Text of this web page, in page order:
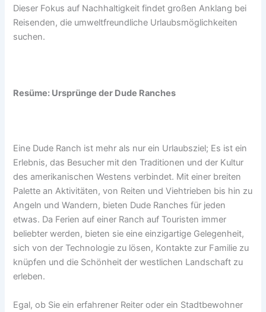
Dieser Fokus auf Nachhaltigkeit findet großen Anklang bei
Reisenden, die umweltfreundliche Urlaubsmöglichkeiten
suchen.
Resüme: Ursprünge der Dude Ranches
Eine Dude Ranch ist mehr als nur ein Urlaubsziel; Es ist ein
Erlebnis, das Besucher mit den Traditionen und der Kultur
des amerikanischen Westens verbindet. Mit einer breiten
Palette an Aktivitäten, von Reiten und Viehtrieben bis hin zu
Angeln und Wandern, bieten Dude Ranches für jeden
etwas. Da Ferien auf einer Ranch auf Touristen immer
beliebter werden, bieten sie eine einzigartige Gelegenheit,
sich von der Technologie zu lösen, Kontakte zur Familie zu
knüpfen und die Schönheit der westlichen Landschaft zu
erleben.
Egal, ob Sie ein erfahrener Reiter oder ein Stadtbewohner